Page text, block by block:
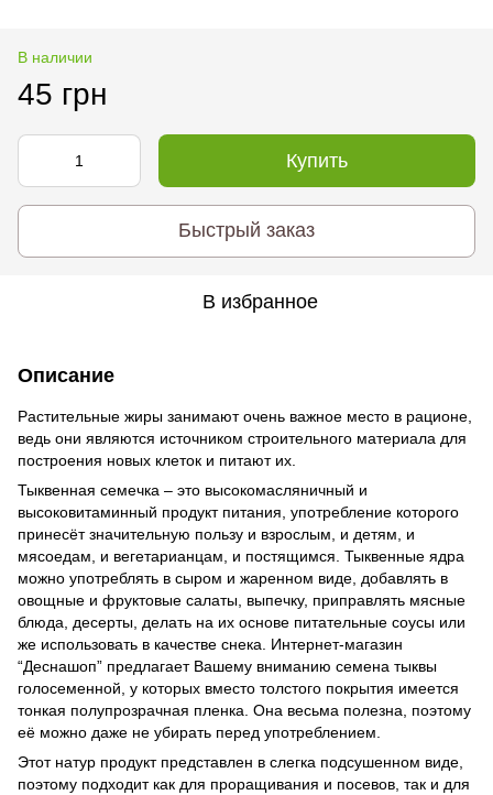
В наличии
45 грн
Купить
Быстрый заказ
В избранное
Описание
Растительные жиры занимают очень важное место в рационе,
ведь они являются источником строительного материала для
построения новых клеток и питают их.
Тыквенная семечка – это высокомасляничный и
высоковитаминный продукт питания, употребление которого
принесёт значительную пользу и взрослым, и детям, и
мясоедам, и вегетарианцам, и постящимся. Тыквенные ядра
можно употреблять в сыром и жаренном виде, добавлять в
овощные и фруктовые салаты, выпечку, приправлять мясные
блюда, десерты, делать на их основе питательные соусы или
же использовать в качестве снека. Интернет-магазин
“Деснашоп” предлагает Вашему вниманию семена тыквы
голосеменной, у которых вместо толстого покрытия имеется
тонкая полупрозрачная пленка. Она весьма полезна, поэтому
её можно даже не убирать перед употреблением.
Этот натур продукт представлен в слегка подсушенном виде,
поэтому подходит как для проращивания и посевов, так и для